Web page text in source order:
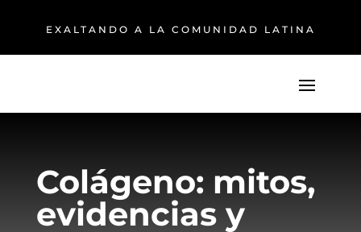
EXALTANDO A LA COMUNIDAD LATINA
Colágeno: mitos,
evidencias y